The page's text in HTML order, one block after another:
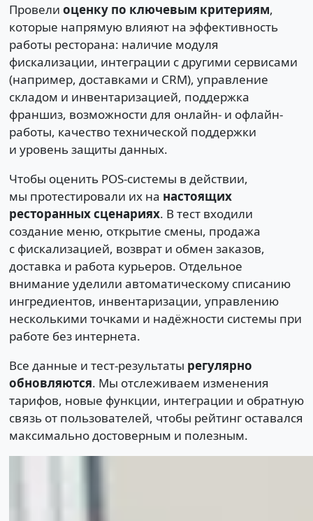
Провели оценку по ключевым критериям,
которые напрямую влияют на эффективность
работы ресторана: наличие модуля
фискализации, интеграции с другими сервисами
(например, доставками и CRM), управление
складом и инвентаризацией, поддержка
франшиз, возможности для онлайн- и офлайн-
работы, качество технической поддержки
и уровень защиты данных.
Чтобы оценить POS-системы в действии,
мы протестировали их на настоящих
ресторанных сценариях. В тест входили
создание меню, открытие смены, продажа
с фискализацией, возврат и обмен заказов,
доставка и работа курьеров. Отдельное
внимание уделили автоматическому списанию
ингредиентов, инвентаризации, управлению
несколькими точками и надёжности системы при
работе без интернета.
Все данные и тест-результаты регулярно
обновляются. Мы отслеживаем изменения
тарифов, новые функции, интеграции и обратную
связь от пользователей, чтобы рейтинг оставался
максимально достоверным и полезным.